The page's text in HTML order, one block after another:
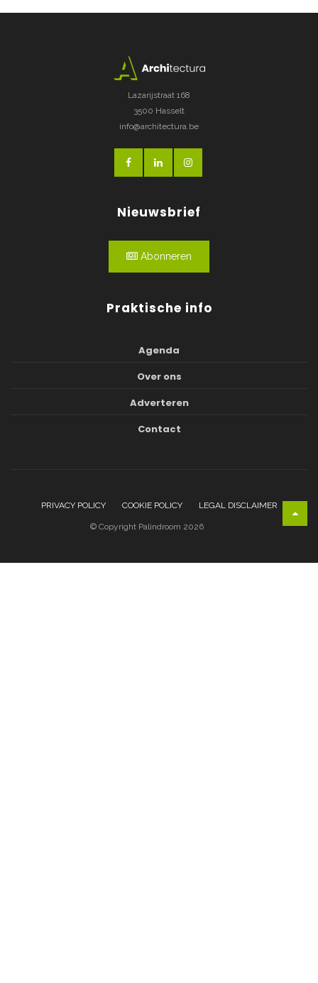
Lazarijstraat 168
3500 Hasselt
info@architectura.be
Nieuwsbrief
Abonneren
Praktische info
Agenda
Over ons
Adverteren
Contact
PRIVACY POLICY COOKIE POLICY LEGAL DISCLAIMER
© Copyright Palindroom 2026